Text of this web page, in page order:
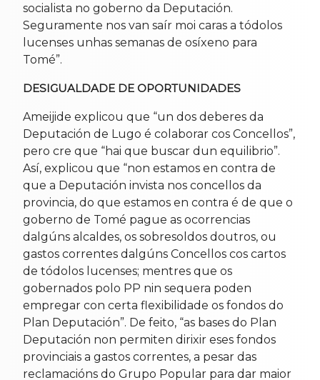
socialista no goberno da Deputación.
Seguramente nos van saír moi caras a tódolos
lucenses unhas semanas de osíxeno para
Tomé”.
DESIGUALDADE DE OPORTUNIDADES
Ameijide explicou que “un dos deberes da
Deputación de Lugo é colaborar cos Concellos”,
pero cre que “hai que buscar dun equilibrio”.
Así, explicou que “non estamos en contra de
que a Deputación invista nos concellos da
provincia, do que estamos en contra é de que o
goberno de Tomé pague as ocorrencias
dalgúns alcaldes, os sobresoldos doutros, ou
gastos correntes dalgúns Concellos cos cartos
de tódolos lucenses; mentres que os
gobernados polo PP nin sequera poden
empregar con certa flexibilidade os fondos do
Plan Deputación”. De feito, “as bases do Plan
Deputación non permiten dirixir eses fondos
provinciais a gastos correntes, a pesar das
reclamacións do Grupo Popular para dar maior